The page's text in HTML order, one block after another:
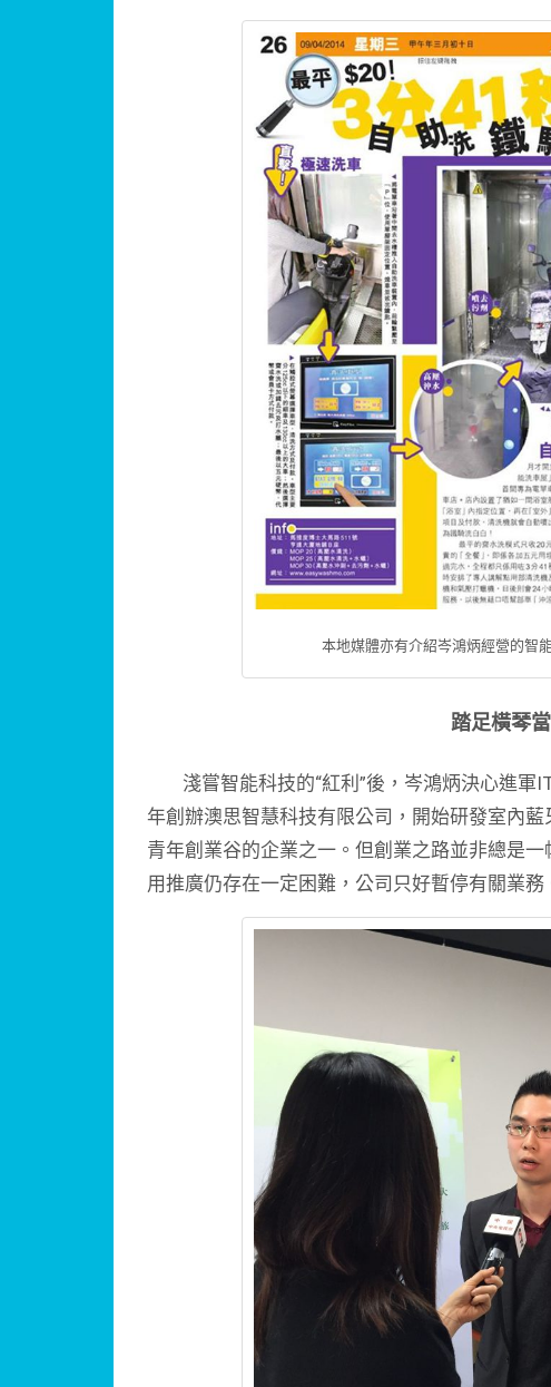
本地媒體亦有介紹岑鴻炳經營的智
踏足橫琴
淺嘗智能科技的“紅利”後，岑鴻炳決心進軍
年創辦澳思智慧科技有限公司，開始研發室內
青年創業谷的企業之一。但創業之路並非總是
用推廣仍存在一定困難，公司只好暫停有關業務